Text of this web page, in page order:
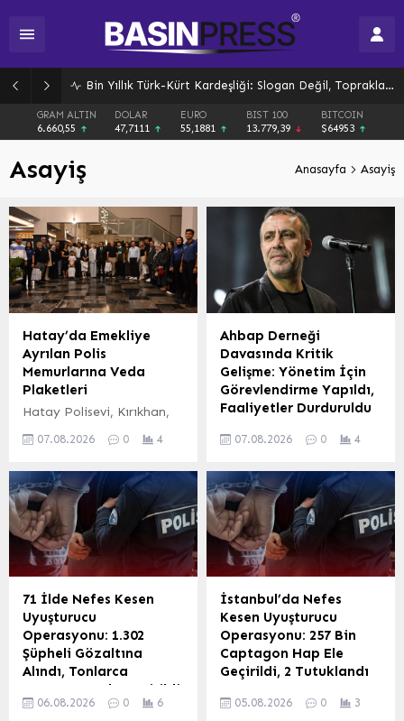
Bin Yıllık Türk-Kürt Kardeşliği: Slogan Değil, Toprakların Gerçeği
GRAM ALTIN
6.660,55
DOLAR
47,7111
EURO
55,1881
BIST 100
13.779,39
BITCOIN
$64953
Asayiş Anasayfa Asayiş
Hatay’da Emekliye
Ayrılan Polis
Memurlarına Veda
Plaketleri
Hatay Polisevi, Kırıkhan,
İskenderun, Reyhanlı,
Destek Hizmetleri Şube
Müdürlüklerinde görev
yapmış olan emektar polis
memurları ve teknisyen
yardımcısı için anlamlı bir
veda programı düzenledi.
Programda, emekliliğe
adım atan
kahramanlarımıza
hizmetlerinden dolayı
teşekkür edilerek plaket
takdim edildi. Emekliye
Ayrılan Emniyet
07.08.2026 0 4
Ahbap Derneği
Davasında Kritik
Gelişme: Yönetim İçin
Görevlendirme Yapıldı,
Faaliyetler Durduruldu
Ahbap Derneği davasında
aldı. Mahkeme, dava
süreci tamamlanana
kadar derneğin tüm
faaliyetlerinin tedbir
kararıyla durdurulmasına
hükmetti. Daha önceki
yargılama aşamalarında
da derneğin mal
varlıklarının yönetimi
konusunda bir
görevlendirme kararı
alınmıştı. Bu son karar,
derneğin mevcut durumu
07.08.2026 0 4
71 İlde Nefes Kesen
Uyuşturucu
Operasyonu: 1.302
Şüpheli Gözaltına
Alındı, Tonlarca
Uyuşturucu Ele Geçirildi
Ankara merkezli olarak 71
06.08.2026 0 6
İstanbul’da Nefes
Kesen Uyuşturucu
Operasyonu: 257 Bin
Captagon Hap Ele
Geçirildi, 2 Tutuklandı
Komutanlığı ekipleri,
05.08.2026 0 3